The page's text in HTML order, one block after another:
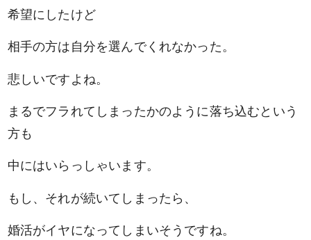
希望にしたけど
相手の方は自分を選んでくれなかった。
悲しいですよね。
まるでフラれてしまったかのように落ち込むという
方も
中にはいらっしゃいます。
もし、それが続いてしまったら、
婚活がイヤになってしまいそうですね。